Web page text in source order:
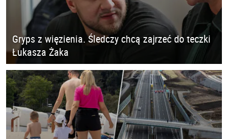
Gryps z więzienia. Śledczy chcą zajrzeć do teczki
Łukasza Żaka